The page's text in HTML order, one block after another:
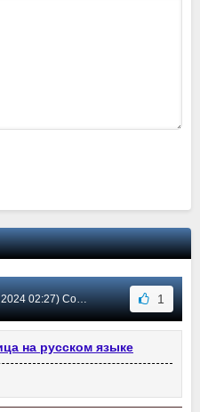
Сообщение #11 1
на русском языке